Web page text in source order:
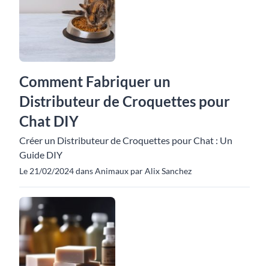
Comment Fabriquer un
Distributeur de Croquettes pour
Chat DIY
Créer un Distributeur de Croquettes pour Chat : Un
Guide DIY
Le 21/02/2024 dans Animaux par Alix Sanchez